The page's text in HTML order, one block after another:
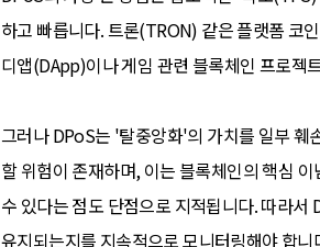
하고 빠릅니다. 트론(TRON) 같은 플랫폼 코
디앱(DApp)이나 게임 관련 블록체인 프로젝
그러나 DPoS는 '탈중앙화'의 가치를 일부 훼
할 위험이 존재하며, 이는 블록체인의 핵심
수 있다는 점도 단점으로 지적됩니다. 따라
유지되는지를 지속적으로 모니터링해야 합니